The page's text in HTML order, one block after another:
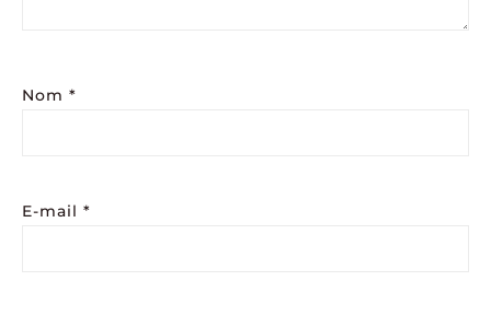
Nom *
E-mail *